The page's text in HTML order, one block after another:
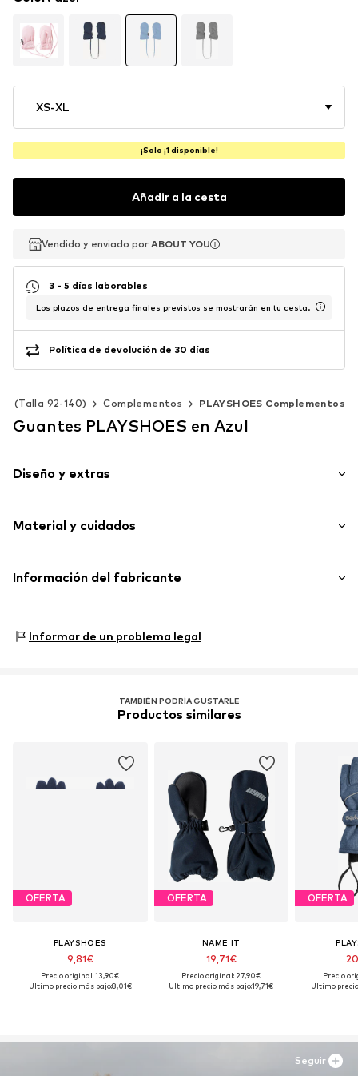
XS-XL
¡Solo ¡1 disponible!
Añadir a la cesta
Vendido y enviado por ABOUT YOU
Vendido y enviado por ABOUT YOU
3 - 5 días laborables
Los plazos de entrega finales previstos se mostrarán en tu cesta.
Política de devolución de 30 días
(Talla 92-140) Complementos PLAYSHOES Complementos
Guantes PLAYSHOES en Azul
Diseño y extras
Costuras tono entono
Tacto suave
Artículo n.º PLS0194003000001
Material y cuidados
Material: 100% Poliéster - PES
Información del fabricante
72461 Albstadt
Informar de un problema legal
TAMBIÉN PODRÍA GUSTARLE
Productos similares
OFERTA
PLAYSHOES
9,81€
Precio original: 13,90€
Último precio más bajo:8,01€
OFERTA
NAME IT
19,71€
Precio original: 27,90€
Último precio más bajo:19,71€
OFERTA
Precio
Último
Seguir